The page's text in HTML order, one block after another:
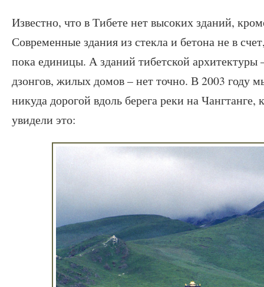
Известно, что в Тибете нет высоких зданий,
Современные здания из стекла и бетона не в
пока единицы. А зданий тибетской архитектуры
дзонгов, жилых домов – нет точно. В 2003 году
никуда дорогой вдоль берега реки на Чангтанге,
увидели это: